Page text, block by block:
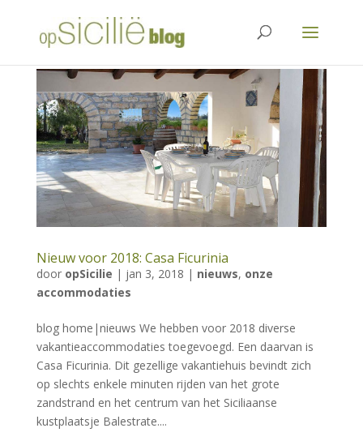
Nieuw voor 2018: Casa Ficurinia
door opSicilie | jan 3, 2018 | nieuws, onze
accommodaties
blog home|nieuws We hebben voor 2018 diverse
vakantieaccommodaties toegevoegd. Een daarvan is
Casa Ficurinia. Dit gezellige vakantiehuis bevindt zich
op slechts enkele minuten rijden van het grote
zandstrand en het centrum van het Siciliaanse
kustplaatsje Balestrate....